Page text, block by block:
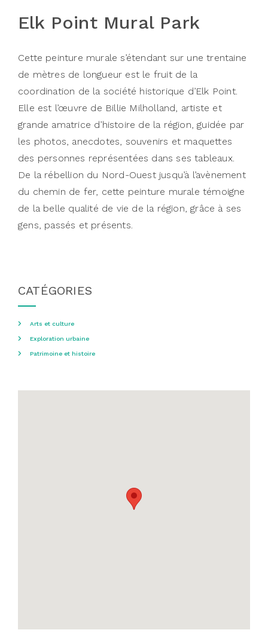
Elk Point Mural Park
Cette peinture murale s’étendant sur une trentaine
de mètres de longueur est le fruit de la
coordination de la société historique d’Elk Point.
Elle est l’œuvre de Billie Milholland, artiste et
grande amatrice d’histoire de la région, guidée par
les photos, anecdotes, souvenirs et maquettes
des personnes représentées dans ses tableaux.
De la rébellion du Nord-Ouest jusqu’à l’avènement
du chemin de fer, cette peinture murale témoigne
de la belle qualité de vie de la région, grâce à ses
gens, passés et présents.
CATÉGORIES
Arts et culture
Exploration urbaine
Patrimoine et histoire